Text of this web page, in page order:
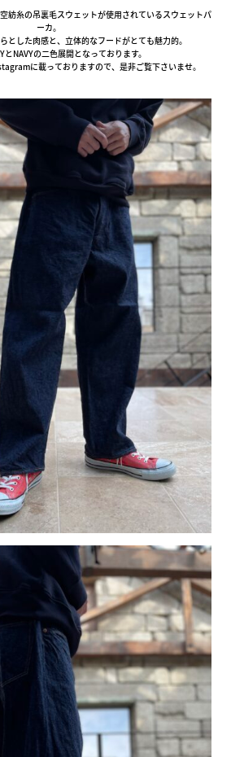
紡糸の吊裏毛スウェットが使用されているスウェットパ
ーカ。
とした肉感と、立体的なフードがとても魅力的。
とNAVYの二色展開となっております。
に載っておりますので、是非ご覧下さいませ。